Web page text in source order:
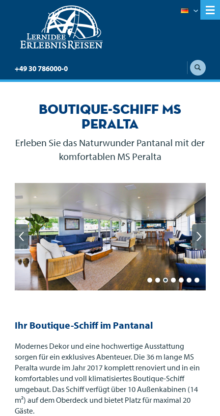
+49 30 786000-0
Boutique-Schiff MS
Peralta
Erleben Sie das Naturwunder Pantanal mit der
komfortablen MS Peralta
Ihr Boutique-Schiff im Pantanal
Modernes Dekor und eine hochwertige Ausstattung
sorgen für ein exklusives Abenteuer. Die 36 m lange MS
Peralta wurde im Jahr 2017 komplett renoviert und in ein
komfortables und voll klimatisiertes Boutique-Schiff
umgebaut. Das Schiff verfügt über 10 Außenkabinen (14
m²) auf dem Oberdeck und bietet Platz für maximal 20
Gäste.